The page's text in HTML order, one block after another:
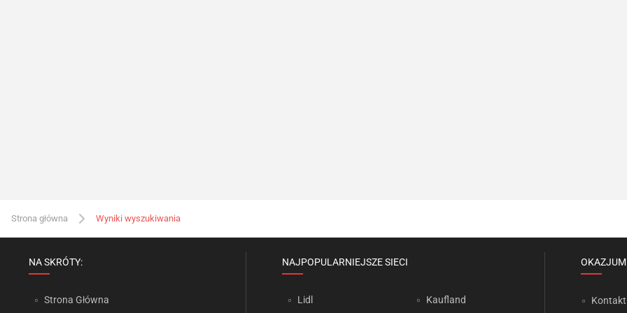
Strona główna Wyniki wyszukiwania
NA SKRÓTY:
Strona Główna
NAJPOPULARNIEJSZE SIECI
Lidl Kaufland Kontakt